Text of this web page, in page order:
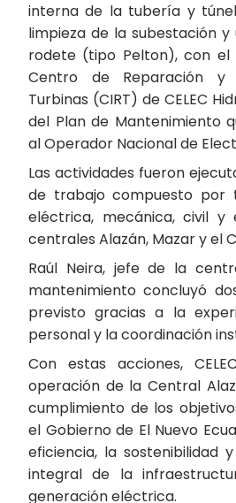
interna de la tubería y
limpieza de la subestación
rodete (tipo Pelton), con
Centro de Reparación y
Turbinas (CIRT) de CELEC
del Plan de Mantenimiento
al Operador Nacional de
Las actividades fueron
de trabajo compuesto por
eléctrica, mecánica, civil y
centrales Alazán, Mazar y el
Raúl Neira, jefe de la
mantenimiento concluyó
previsto gracias a la
personal y la coordinación
Con estas acciones,
operación de la Central
cumplimiento de los
el Gobierno de El Nuevo
eficiencia, la sostenibilidad
integral de la
generación eléctrica.